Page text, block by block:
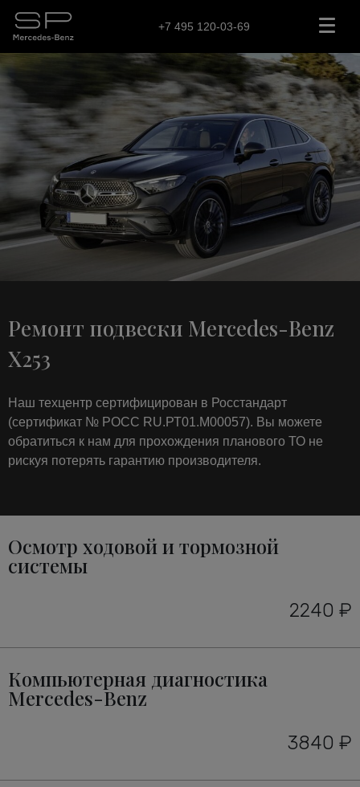
+7 495 120-03-69
Ремонт подвески Mercedes-Benz
X253
Наш техцентр сертифицирован в Росстандарт
(сертификат № РОСС RU.РТ01.М00057). Вы можете
обратиться к нам для прохождения планового ТО не
рискуя потерять гарантию производителя.
Осмотр ходовой и тормозной
системы
2240 ₽
Компьютерная диагностика
Mercedes-Benz
3840 ₽